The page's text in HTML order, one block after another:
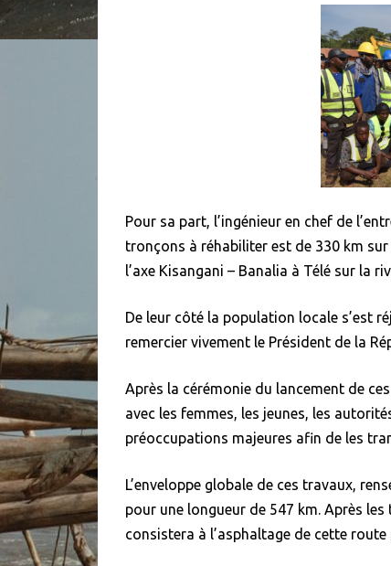
Pour sa part, l’ingénieur en chef de
tronçons à réhabiliter est de 330 km
l’axe Kisangani – Banalia à Télé sur la
De leur côté la population locale s’est
remercier vivement le Président de la
Après la cérémonie du lancement de
avec les femmes, les jeunes, les
préoccupations majeures afin de les
L’enveloppe globale de ces travaux,
pour une longueur de 547 km. Après
consistera à l’asphaltage de cette